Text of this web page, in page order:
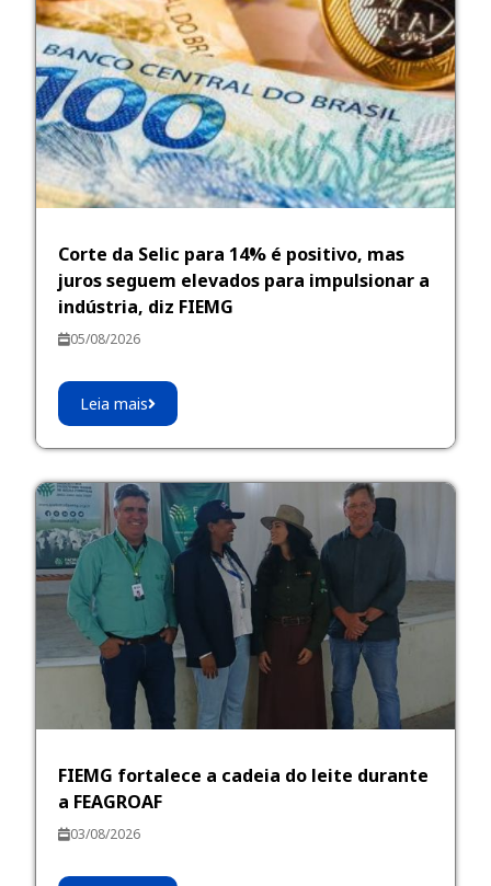
Corte da Selic para 14% é positivo, mas
juros seguem elevados para impulsionar a
indústria, diz FIEMG
05/08/2026
Leia mais
FIEMG fortalece a cadeia do leite durante
a FEAGROAF
03/08/2026